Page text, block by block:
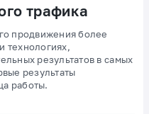
трафика
продвижения более
технологиях,
результатов в самых
результаты
работы.